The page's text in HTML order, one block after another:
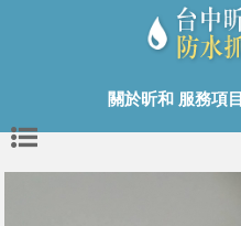
關於昕和 服務項目